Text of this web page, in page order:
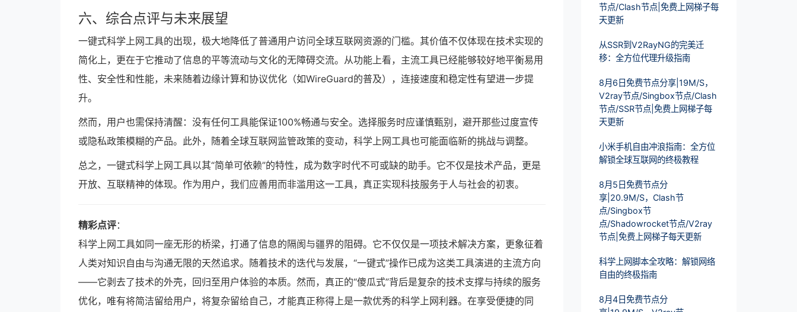
六、综合点评与未来展望
一键式科学上网工具的出现，极大地降低了普通用户访问全球互联网资源的门槛。其价值不仅体现在技术实现的
简化上，更在于它推动了信息的平等流动与文化的无障碍交流。从功能上看，主流工具已经能够较好地平衡易用
性、安全性和性能，未来随着边缘计算和协议优化（如WireGuard的普及），连接速度和稳定性有望进一步提
升。
然而，用户也需保持清醒：没有任何工具能保证100%畅通与安全。选择服务时应谨慎甄别，避开那些过度宣传
或隐私政策模糊的产品。此外，随着全球互联网监管政策的变动，科学上网工具也可能面临新的挑战与调整。
总之，一键式科学上网工具以其“简单可依赖”的特性，成为数字时代不可或缺的助手。它不仅是技术产品，更是
开放、互联精神的体现。作为用户，我们应善用而非滥用这一工具，真正实现科技服务于人与社会的初衷。
精彩点评：
科学上网工具如同一座无形的桥梁，打通了信息的隔阂与疆界的阻碍。它不仅仅是一项技术解决方案，更象征着
人类对知识自由与沟通无限的天然追求。随着技术的迭代与发展，“一键式”操作已成为这类工具演进的主流方向
——它剥去了技术的外壳，回归至用户体验的本质。然而，真正的“傻瓜式”背后是复杂的技术支撑与持续的服务
优化，唯有将简洁留给用户，将复杂留给自己，才能真正称得上是一款优秀的科学上网利器。在享受便捷的同
节点/Clash节点|免费上网梯子每
天更新
从SSR到V2RayNG的完美迁
移：全方位代理升级指南
8月6日免费节点分享|19M/S，
V2ray节点/Singbox节点/Clash
节点/SSR节点|免费上网梯子每
天更新
小米手机自由冲浪指南：全方位
解锁全球互联网的终极教程
8月5日免费节点分
享|20.9M/S，Clash节
点/Singbox节
点/Shadowrocket节点/V2ray
节点|免费上网梯子每天更新
科学上网脚本全攻略：解锁网络
自由的终极指南
8月4日免费节点分